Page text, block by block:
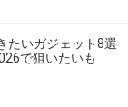
たいガジェット8選
で狙いたいも